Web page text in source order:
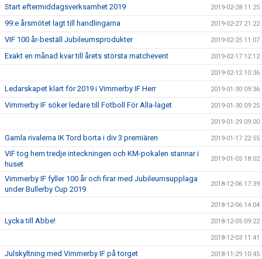
Start eftermiddagsverksamhet 2019 2019-02-28 11:25
99:e årsmötet lagt till handlingarna 2019-02-27 21:22
VIF 100 år-beställ Jubileumsprodukter 2019-02-25 11:07
Exakt en månad kvar till årets största matchevent 2019-02-17 12:12
2019-02-12 10:36
Ledarskapet klart för 2019 i Vimmerby IF Herr 2019-01-30 09:36
Vimmerby IF söker ledare till Fotboll För Alla-laget 2019-01-30 09:25
2019-01-29 09:00
Gamla rivalerna IK Tord borta i div 3 premiären 2019-01-17 22:55
VIF tog hem tredje inteckningen och KM-pokalen stannar i
huset
2019-01-05 18:02
Vimmerby IF fyller 100 år och firar med Jubileumsupplaga
under Bullerby Cup 2019
2018-12-06 17:39
2018-12-06 14:04
Lycka till Abbe! 2018-12-05 09:22
2018-12-03 11:41
Julskyltning med Vimmerby IF på torget 2018-11-29 10:45